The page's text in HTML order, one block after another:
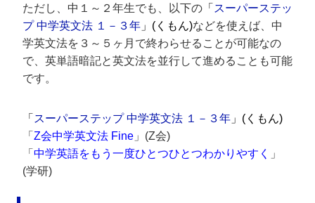
ただし、中１～２年生でも、以下の 「 スーパーステッ
プ 中学英文法 １－３年 」(くもん)などを使えば、中
学英文法を３～５ヶ月で終わらせることが可能なの
で、英単語暗記と英文法を並行して進めることも可能
です。
「 スーパーステップ 中学英文法 １－３年 」(くもん)
「 Z会中学英文法 Fine 」(Z会)
「 中学英語をもう一度ひとつひとつわかりやすく
」
(学研)